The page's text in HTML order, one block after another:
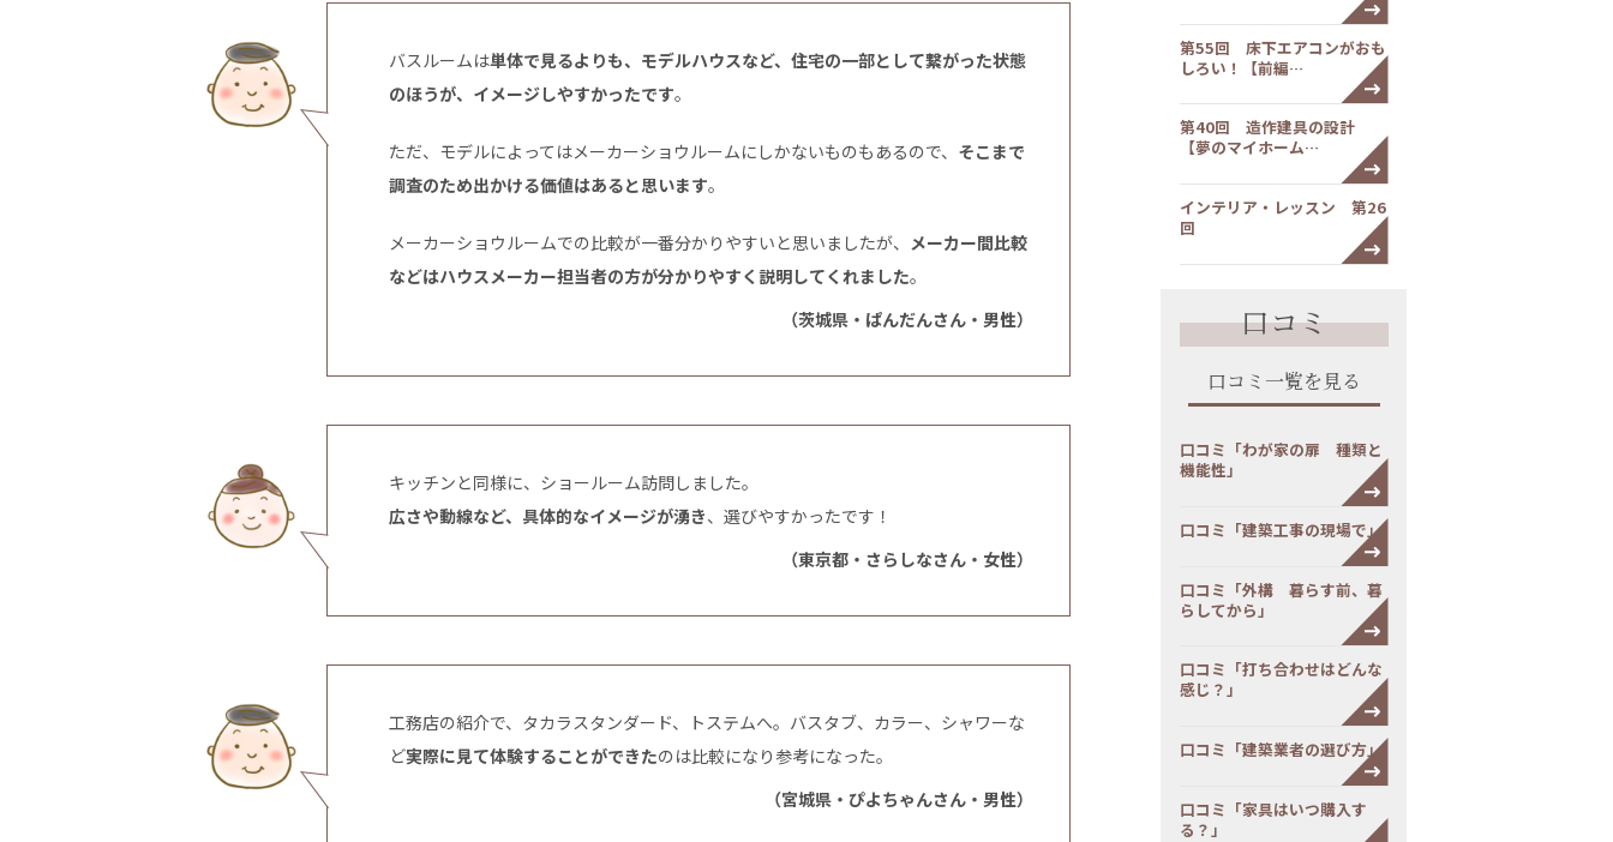
バスルームは単体で見るよりも、モデルハウスなど、住宅の一部として繋がった状態
のほうが、イメージしやすかったです。
ただ、モデルによってはメーカーショウルームにしかないものもあるので、 そこまで
調査のため出かける価値はあると思います。
メーカーショウルームでの比較が一番分かりやすいと思いましたが、 メーカー間比較
などはハウスメーカー担当者の方が分かりやすく説明してくれました。
（茨城県・ぱんだんさん・男性）
キッチンと同様に、ショールーム訪問しました。
広さや動線など、具体的なイメージが湧き、選びやすかったです！
（東京都・さらしなさん・女性）
工務店の紹介で、タカラスタンダード、トステムへ。バスタブ、カラー、シャワーな
ど実際に見て体験することができたのは比較になり参考になった。
（宮城県・ぴよちゃんさん・男性）
第55回 床下エアコンがおも
しろい！【前編…
第40回 造作建具の設計
【夢のマイホーム…
インテリア・レッスン 第26
回
口コミ
口コミ一覧を見る
口コミ「わが家の扉 種類と
機能性」
口コミ「建築工事の現場で」
口コミ「外構 暮らす前、暮
らしてから」
口コミ「打ち合わせはどんな
感じ？」
口コミ「建築業者の選び方」
口コミ「家具はいつ購入す
る？」